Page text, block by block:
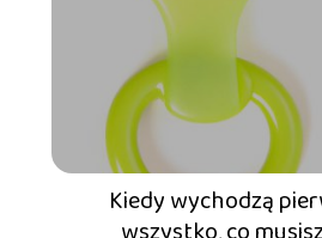
Kiedy wychodzą